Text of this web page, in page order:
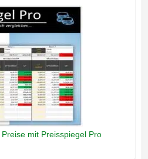
mit Preisspiegel Pro